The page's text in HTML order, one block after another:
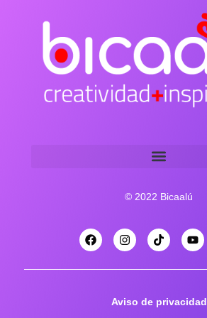
© 2022 Bicaalú
Aviso de privacidad